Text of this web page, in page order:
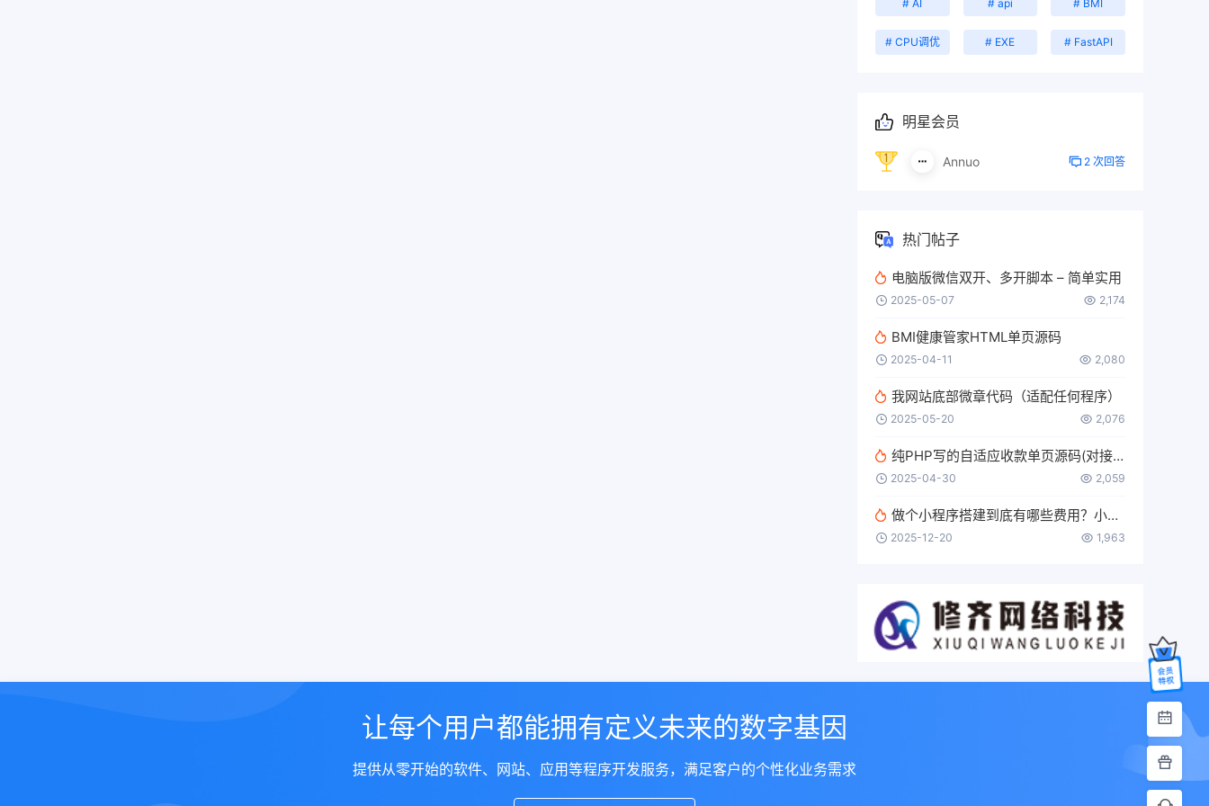
# AI # api # BMI
# CPU调优 # EXE # FastAPI
明星会员
Annuo 2 次回答
热门帖子
电脑版微信双开、多开脚本 – 简单实用
2025-05-07 2,174
BMI健康管家HTML单页源码
2025-04-11 2,080
我网站底部微章代码（适配任何程序）
2025-05-20 2,076
纯PHP写的自适应收款单页源码(对接易支付)
2025-04-30 2,059
做个小程序搭建到底有哪些费用？小程序多少钱？
2025-12-20 1,963
让每个用户都能拥有定义未来的数字基因
提供从零开始的软件、网站、应用等程序开发服务，满足客户的个性化业务需求